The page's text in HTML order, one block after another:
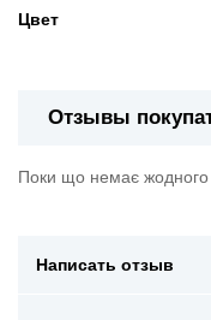
Цвет
Отзывы
Поки що немає жодного
Написать отзыв